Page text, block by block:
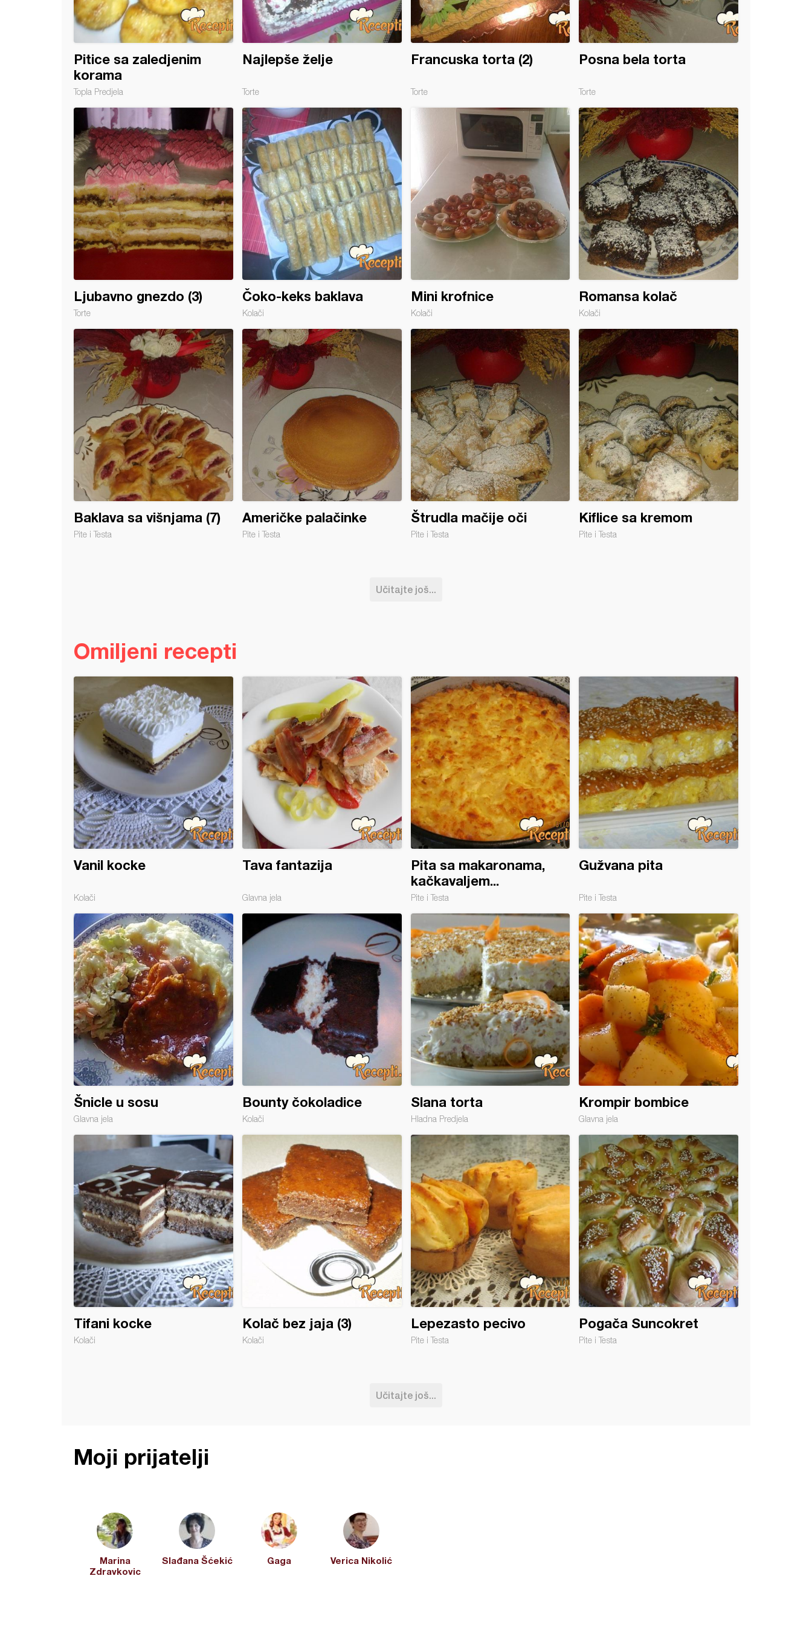
Pitice sa zaledjenim
korama
Topla Predjela
Najlepše želje
Torte
Francuska torta (2)
Torte
Posna bela torta
Torte
Ljubavno gnezdo (3)
Torte
Čoko-keks baklava
Kolači
Mini krofnice
Kolači
Romansa kolač
Kolači
Baklava sa višnjama (7)
Pite i Testa
Američke palačinke
Pite i Testa
Štrudla mačije oči
Pite i Testa
Kiflice sa kremom
Pite i Testa
Učitajte još...
Omiljeni recepti
Vanil kocke
Kolači
Tava fantazija
Glavna jela
Pita sa makaronama,
kačkavaljem...
Pite i Testa
Gužvana pita
Pite i Testa
Šnicle u sosu
Glavna jela
Bounty čokoladice
Kolači
Slana torta
Hladna Predjela
Krompir bombice
Glavna jela
Tifani kocke
Kolači
Kolač bez jaja (3)
Kolači
Lepezasto pecivo
Pite i Testa
Pogača Suncokret
Pite i Testa
Učitajte još...
Moji prijatelji
Marina
Zdravkovic
Slađana Šćekić Gaga Verica Nikolić